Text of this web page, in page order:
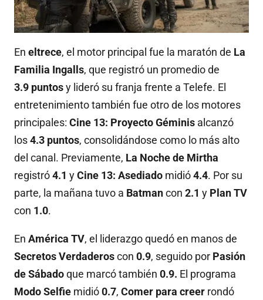
En eltrece, el motor principal fue la maratón de La
Familia Ingalls, que registró un promedio de
3.9 puntosy lideró su franja frente a Telefe. El
entretenimiento también fue otro de los motores
principales: Cine 13: Proyecto Géminis alcanzó
los4.3 puntos, consolidándose como lo más alto
del canal . Previamente, La Noche de Mirtha
registró4.1 yCine 13: Asediado midió4.4. Por su
parte, la mañana tuvo a Batmancon 2.1 y Plan TV
con 1.0.
En América TV, el liderazgo quedó en manos de
Secretos Verdaderoscon 0.9, seguido por Pasión
de Sábadoque marcó también 0.9. El programa
Modo Selfie midió0.7, Comer para creer rondó